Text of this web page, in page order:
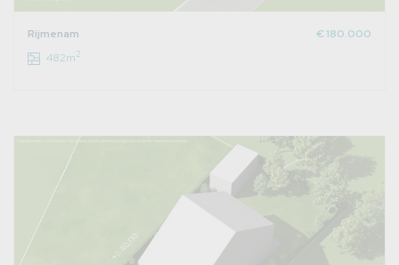
Rijmenam
€ 180.000
482m2